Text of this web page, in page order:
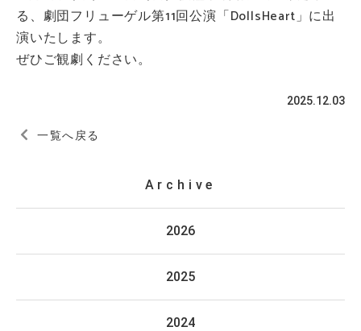
る、劇団フリューゲル第11回公演「DollsHeart」に出
演いたします。
ぜひご観劇ください。
2025.12.03
一覧へ戻る
Archive
2026
2025
2024